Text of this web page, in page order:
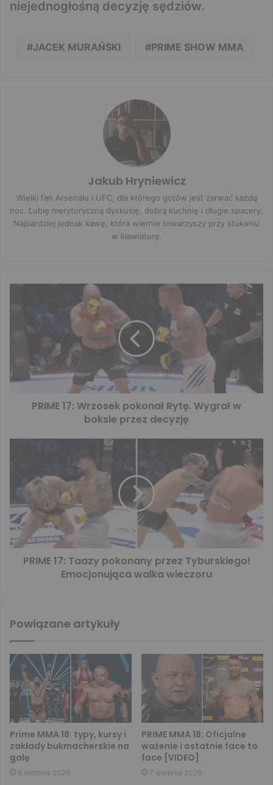
niejednogłośną decyzję sędziów.
JACEK MURAŃSKI PRIME SHOW MMA
Jakub Hryniewicz
Wielki fan Arsenalu i UFC, dla którego gotów jest zarwać każdą
noc. Lubię merytoryczną dyskusję, dobrą kuchnię i długie spacery.
Najbardziej jednak kawę, która wiernie towarzyszy przy stukaniu
w klawiaturę.
PRIME 17: Wrzosek pokonał Rytę. Wygrał w
boksie przez decyzję
PRIME 17: Taazy pokonany przez Tyburskiego!
Emocjonująca walka wieczoru
Powiązane artykuły
Prime MMA 18: typy, kursy i
zakłady bukmacherskie na
galę
8 sierpnia 2026
PRIME MMA 18: Oficjalne
ważenie i ostatnie face to
face [VIDEO]
7 sierpnia 2026